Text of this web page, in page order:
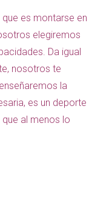
es montarse en
elegiremos
Da igual
nosotros te
la
es un deporte
al menos lo